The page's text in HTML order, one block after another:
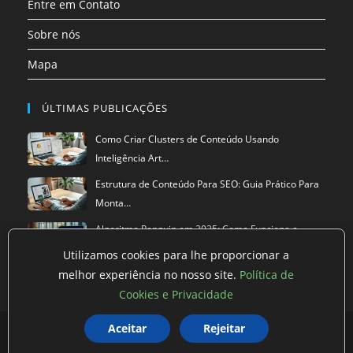
Entre em Contato
Sobre nós
Mapa
ÚLTIMAS PUBLICAÇÕES
Como Criar Clusters de Conteúdo Usando
Inteligência Art…
Estrutura de Conteúdo Para SEO: Guia Prático Para
Monta…
Algoritmo Penguin em 2025: Como Funciona a
Versão Atual…
Política de privacidade Termos de Uso Exclusão de Dados
Utilizamos cookies para lhe proporcionar a
melhor experiência no nosso site. Política de
Cookies e Privacidade
Aceitar Rejeitar